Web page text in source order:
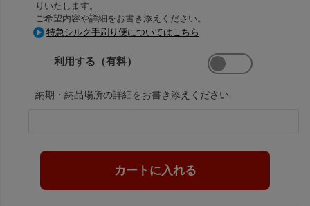
りいたします。
ご希望内容や詳細をお書き添えください。
特急シルク手刷り便についてはこちら
利用する（有料）
納期・納品場所の詳細をお書き添えください